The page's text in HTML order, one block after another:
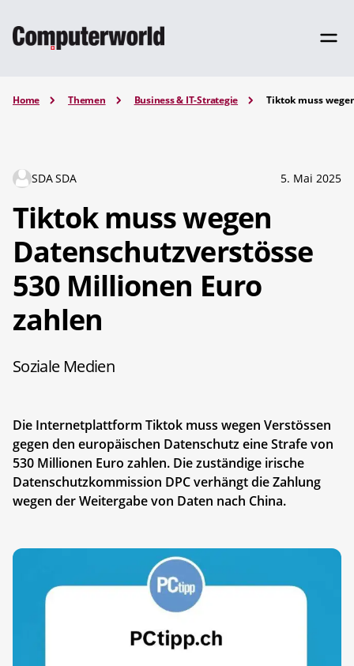
Home Themen Business & IT-Strategie Tiktok muss
SDA SDA 5. Mai 2025
Tiktok muss wegen
Datenschutzverstösse
530 Millionen Euro
zahlen
Soziale Medien
Die Internetplattform Tiktok muss wegen Verstössen
gegen den europäischen Datenschutz eine Strafe von
530 Millionen Euro zahlen. Die zuständige irische
Datenschutzkommission DPC verhängt die Zahlung
wegen der Weitergabe von Daten nach China.